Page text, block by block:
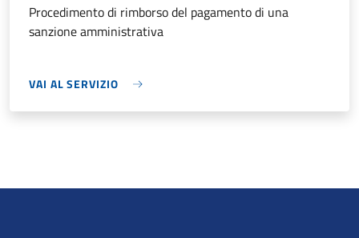
Procedimento di rimborso del pagamento di una
sanzione amministrativa
VAI AL SERVIZIO